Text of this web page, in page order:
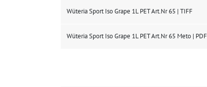
Wüteria Sport Iso Grape 1L PET Art.Nr 65 | TIFF
Wüteria Sport Iso Grape 1L PET Art.Nr 65 Meto | PDF